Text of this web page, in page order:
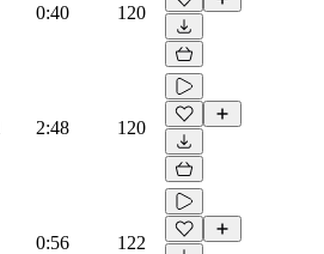
0:40 120
2:48 120
0:56 122